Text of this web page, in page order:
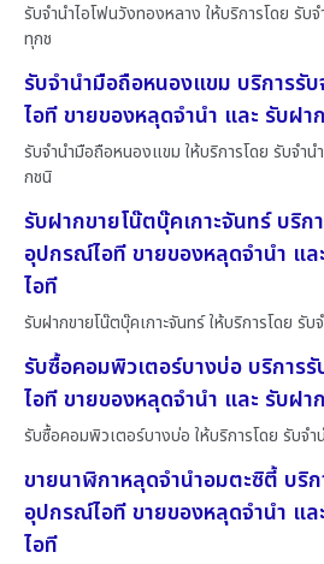
รับจำนำไอโฟนวังทองหลาง ให้บริการโดย รับ
ทุกช
รับจำนำมือถือหนองแขม บริการรั
ไอที ขายของหลุดจำนำ และ รับฝ
รับจำนำมือถือหนองแขม ให้บริการโดย รับจํา
กชนิ
รับฝากขายโน๊ตบุ๊คเกาะจันทร์ บริก
อุปกรณ์ไอที ขายของหลุดจำนำ แ
ไอที
รับฝากขายโน๊ตบุ๊คเกาะจันทร์ ให้บริการโดย รั
รับซื้อคอมพิวเตอร์บางบ่อ บริการ
ไอที ขายของหลุดจำนำ และ รับฝ
รับซื้อคอมพิวเตอร์บางบ่อ ให้บริการโดย รับจํ
ขายนาฬิกาหลุดจำนำอมตะซิตี้ บริ
อุปกรณ์ไอที ขายของหลุดจำนำ แ
ไอที